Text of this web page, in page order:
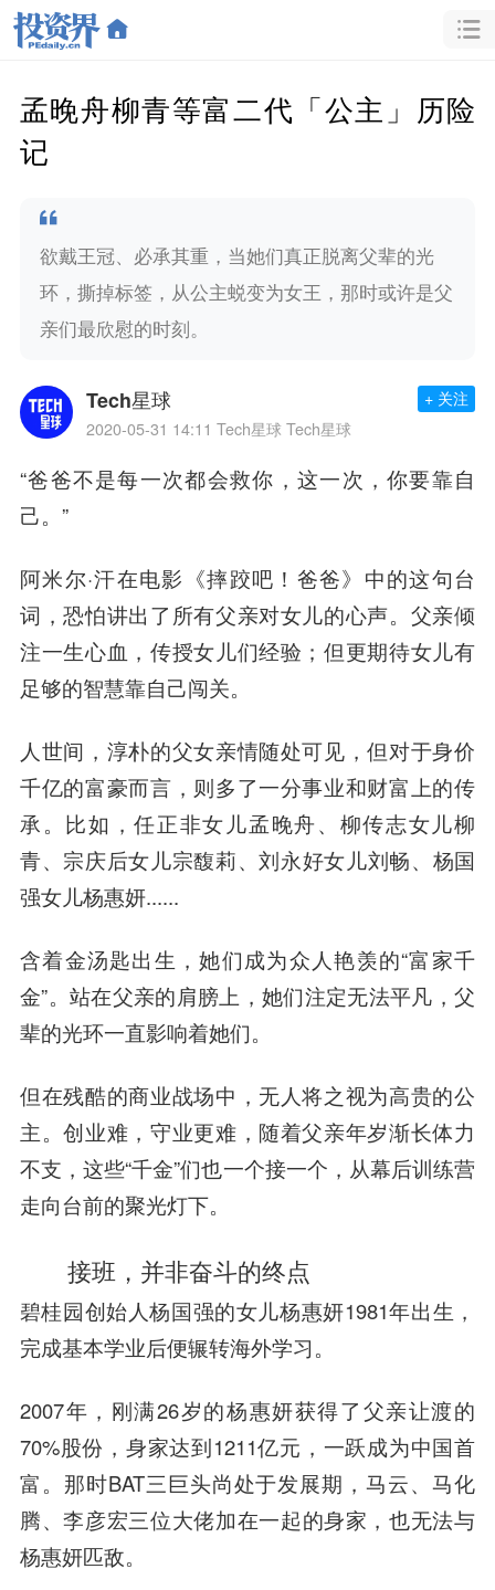
孟晚舟柳青等富二代「公主」历险
记
欲戴王冠、必承其重，当她们真正脱离父辈的光
环，撕掉标签，从公主蜕变为女王，那时或许是父
亲们最欣慰的时刻。
Tech星球
2020-05-31 14:11 Tech星球 Tech星球
+ 关注
“爸爸不是每一次都会救你，这一次，你要靠自
己。”
阿米尔·汗在电影《摔跤吧！爸爸》中的这句台
词，恐怕讲出了所有父亲对女儿的心声。父亲倾
注一生心血，传授女儿们经验；但更期待女儿有
足够的智慧靠自己闯关。
人世间，淳朴的父女亲情随处可见，但对于身价
千亿的富豪而言，则多了一分事业和财富上的传
承。比如，任正非女儿孟晚舟、 柳传志女儿柳
青、 宗庆后女儿宗馥莉、刘永好女儿刘畅、杨国
强女儿杨惠妍......
含着金汤匙出生，她们成为众人艳羡的“富家千
金”。站在父亲的肩膀上，她们注定无法平凡 ，父
辈的光环一直影响着她们。
但在残酷的商业战场中，无人将之视为高贵的公
主。创业难，守业更难，随着父亲年岁渐长体力
不支，这些“千金”们也一个接一个，从幕后训练营
走向台前的聚光灯下。
接班，并非奋斗的终点
碧桂园创始人杨国强的女儿杨惠妍1981年出生，
完成基本学业后便辗转海外学习。
2007年，刚满26岁的杨惠妍获得了父亲让渡的
70%股份，身家达到1211亿元，一跃成为中国首
富。那时BAT三巨头尚处于发展期，马云、马化
腾、李彦宏三位大佬加在一起的身家，也无法与
杨惠妍匹敌。